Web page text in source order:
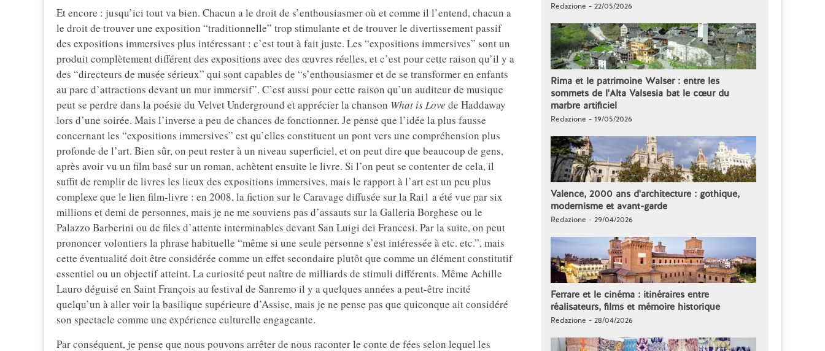
Et encore : jusqu’ici tout va bien. Chacun a le droit de s’enthousiasmer où et comme il l’entend, chacun a
le droit de trouver une exposition “traditionnelle” trop stimulante et de trouver le divertissement passif
des expositions immersives plus intéressant : c’est tout à fait juste. Les “expositions immersives” sont un
produit complètement différent des expositions avec des œuvres réelles, et c’est pour cette raison qu’il y a
des “directeurs de musée sérieux” qui sont capables de “s’enthousiasmer et de se transformer en enfants
au parc d’attractions devant un mur immersif”. C’est aussi pour cette raison qu’un auditeur de musique
peut se perdre dans la poésie du Velvet Underground et apprécier la chanson What is Love de Haddaway
lors d’une soirée. Mais l’inverse a peu de chances de fonctionner. Je pense que l’idée la plus fausse
concernant les “expositions immersives” est qu’elles constituent un pont vers une compréhension plus
profonde de l’art. Bien sûr, on peut rester à un niveau superficiel, et on peut dire que beaucoup de gens,
après avoir vu un film basé sur un roman, achètent ensuite le livre. Si l’on peut se contenter de cela, il
suffit de remplir de livres les lieux des expositions immersives, mais le rapport à l’art est un peu plus
complexe que le lien film-livre : en 2008, la fiction sur le Caravage diffusée sur la Rai1 a été vue par six
millions et demi de personnes, mais je ne me souviens pas d’assauts sur la Galleria Borghese ou le
Palazzo Barberini ou de files d’attente interminables devant San Luigi dei Francesi. Par la suite, on peut
prononcer volontiers la phrase habituelle “même si une seule personne s’est intéressée à etc. etc.”, mais
cette éventualité doit être considérée comme un effet secondaire plutôt que comme un élément constitutif
essentiel ou un objectif atteint. La curiosité peut naître de milliards de stimuli différents. Même Achille
Lauro déguisé en Saint François au festival de Sanremo il y a quelques années a peut-être incité
quelqu’un à aller voir la basilique supérieure d’Assise, mais je ne pense pas que quiconque ait considéré
son spectacle comme une expérience culturelle engageante.
Par conséquent, je pense que nous pouvons arrêter de nous raconter le conte de fées selon lequel les
Redazione - 22/05/2026
Rima et le patrimoine Walser : entre les
sommets de l'Alta Valsesia bat le cœur du
marbre artificiel
Redazione - 19/05/2026
Valence, 2000 ans d'architecture : gothique,
modernisme et avant-garde
Redazione - 29/04/2026
Ferrare et le cinéma : itinéraires entre
réalisateurs, films et mémoire historique
Redazione - 28/04/2026